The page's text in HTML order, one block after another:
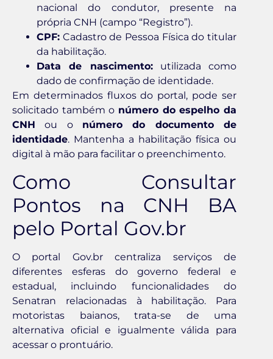
nacional do condutor, presente na
própria CNH (campo “Registro”).
CPF: Cadastro de Pessoa Física do titular
da habilitação.
Data de nascimento:utilizada como
dado de confirmação de identidade.
Em determinados fluxos do portal, pode ser
solicitado também o número do espelho da
CNH ou o número do documento de
identidade. Mantenha a habilitação física ou
digital à mão para facilitar o preenchimento.
Como Consultar
Pontos na CNH BA
pelo Portal Gov.br
O portal Gov.br centraliza serviços de
diferentes esferas do governo federal e
estadual, incluindo funcionalidades do
Senatran relacionadas à habilitação. Para
motoristas baianos, trata-se de uma
alternativa oficial e igualmente válida para
acessar o prontuário.